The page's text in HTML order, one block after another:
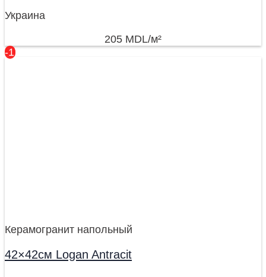
Украина
205 MDL/м²
-17%
Керамогранит напольный
42×42см Logan Antracit